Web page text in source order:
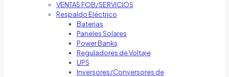
VENTAS FOB/SERVICIOS
Respaldo Eléctrico
Baterias
Paneles Solares
Power Banks
Reguladores de Voltaje
UPS
Inversores/Conversores de